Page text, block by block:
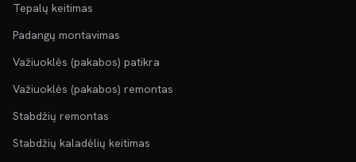
Tepalų keitimas
Padangų montavimas
Važiuoklės (pakabos) patikra
Važiuoklės (pakabos) remontas
Stabdžių remontas
Stabdžių kaladėlių keitimas